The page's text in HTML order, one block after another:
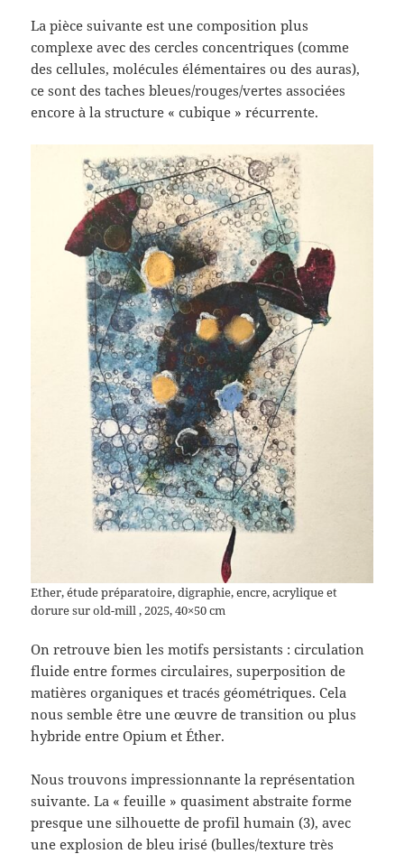
La pièce suivante est une composition plus
complexe avec des cercles concentriques (comme
des cellules, molécules élémentaires ou des auras),
ce sont des taches bleues/rouges/vertes associées
encore à la structure « cubique » récurrente.
Ether, étude préparatoire, digraphie, encre, acrylique et
dorure sur old-mill , 2025, 40×50 cm
On retrouve bien les motifs persistants : circulation
fluide entre formes circulaires, superposition de
matières organiques et tracés géométriques. Cela
nous semble être une œuvre de transition ou plus
hybride entre Opium et Éther.
Nous trouvons impressionnante la représentation
suivante. La « feuille » quasiment abstraite forme
presque une silhouette de profil humain (3), avec
une explosion de bleu irisé (bulles/texture très